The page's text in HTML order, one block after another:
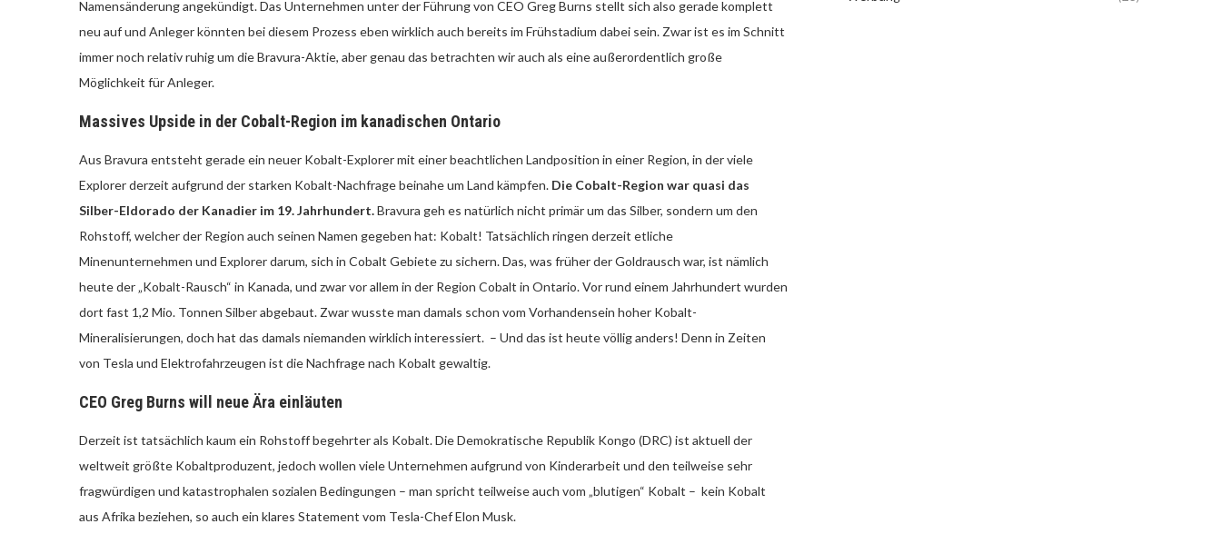
Namensänderung angekündigt. Das Unternehmen unter der Führung von CEO Greg Burns stellt sich also gerade komplett
neu auf und Anleger könnten bei diesem Prozess eben wirklich auch bereits im Frühstadium dabei sein. Zwar ist es im Schnitt
immer noch relativ ruhig um die Bravura-Aktie, aber genau das betrachten wir auch als eine außerordentlich große
Möglichkeit für Anleger.
Massives Upside in der Cobalt-Region im kanadischen Ontario
Aus Bravura entsteht gerade ein neuer Kobalt-Explorer mit einer beachtlichen Landposition in einer Region, in der viele
Explorer derzeit aufgrund der starken Kobalt-Nachfrage beinahe um Land kämpfen. Die Cobalt-Region war quasi das
Silber-Eldorado der Kanadier im 19. Jahrhundert.Bravura geh es natürlich nicht primär um das Silber, sondern um den
Rohstoff, welcher der Region auch seinen Namen gegeben hat: Kobalt! Tatsächlich ringen derzeit etliche
Minenunternehmen und Explorer darum, sich in Cobalt Gebiete zu sichern. Das, was früher der Goldrausch war, ist nämlich
heute der „Kobalt-Rausch“ in Kanada, und zwar vor allem in der Region Cobalt in Ontario. Vor rund einem Jahrhundert wurden
dort fast 1,2 Mio. Tonnen Silber abgebaut. Zwar wusste man damals schon vom Vorhandensein hoher Kobalt-
Mineralisierungen, doch hat das damals niemanden wirklich interessiert. – Und das ist heute völlig anders! Denn in Zeiten
von Tesla und Elektrofahrzeugen ist die Nachfrage nach Kobalt gewaltig.
CEO Greg Burns will neue Ära einläuten
Derzeit ist tatsächlich kaum ein Rohstoff begehrter als Kobalt. Die Demokratische Republik Kongo (DRC) ist aktuell der
weltweit größte Kobaltproduzent, jedoch wollen viele Unternehmen aufgrund von Kinderarbeit und den teilweise sehr
fragwürdigen und katastrophalen sozialen Bedingungen – man spricht teilweise auch vom „blutigen“ Kobalt – kein Kobalt
aus Afrika beziehen, so auch ein klares Statement vom Tesla-Chef Elon Musk.